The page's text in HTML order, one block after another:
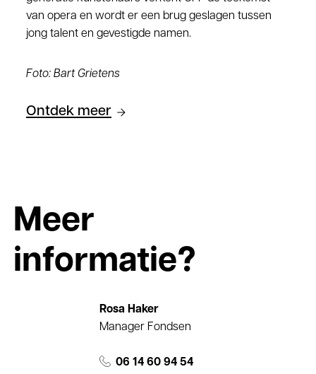
van opera en wordt er een brug geslagen tussen
jong talent en gevestigde namen.
Foto: Bart Grietens
Ontdek meer
Meer
informatie?
Rosa Haker
Manager Fondsen
06 14 60 94 54